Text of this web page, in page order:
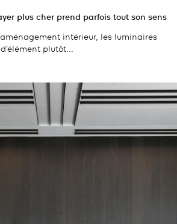
plus cher prend parfois tout son sens
intérieur, les luminaires
plutôt...